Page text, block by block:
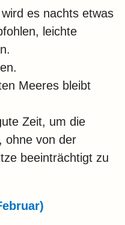
es nachts etwas
leichte
Meeres bleibt
Zeit, um die
ohne von der
beeinträchtigt zu